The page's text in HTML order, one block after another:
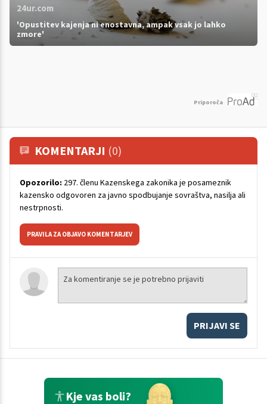
24ur.com
'Opustitev kajenja ni enostavna, ampak vsak jo lahko
zmore'
Priporoča
KOMENTARJI (0)
Opozorilo: 297. členu Kazenskega zakonika je posameznik
kazensko odgovoren za javno spodbujanje sovraštva, nasilja ali
nestrpnosti.
PRAVILA ZA OBJAVO KOMENTARJEV
PRIJAVI SE
Kje vas boli?